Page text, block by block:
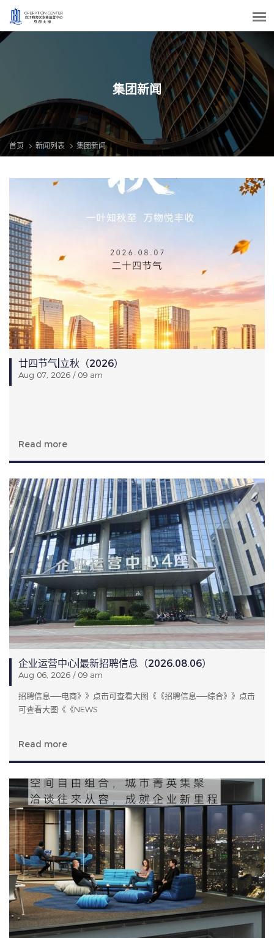
集团新闻
首页 新闻列表 集团新闻
廿四节气|立秋（2026）
Aug 07, 2026 / 09 am
Read more
企业运营中心|最新招聘信息（2026.08.06）
Aug 06, 2026 / 09 am
招聘信息——电商》》点击可查看大图《《招聘信息——综合》》点击
可查看大图《《NEWS
Read more